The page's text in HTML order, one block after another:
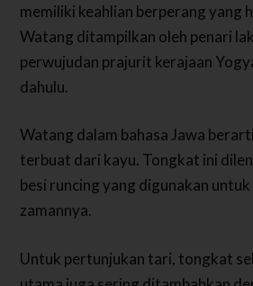
memiliki keahlian berperang yang
Watang ditampilkan oleh penari
perwujudan prajurit kerajaan
dahulu.
Watang dalam bahasa Jawa
terbuat dari kayu. Tongkat ini
besi runcing yang digunakan
zamannya.
Untuk pertunjukan tari, tongkat